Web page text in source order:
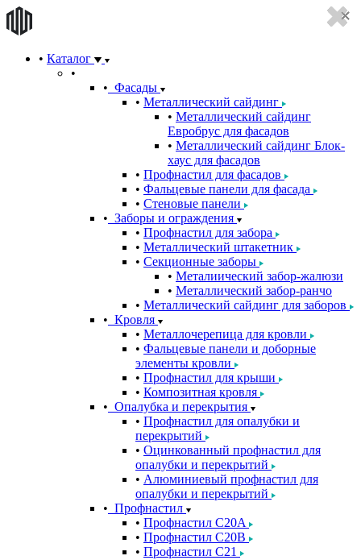
Каталог
Фасады
Металлический сайдинг
Металлический сайдинг
Евробрус для фасадов
Металлический сайдинг Блок-
хаус для фасадов
Профнастил для фасадов
Фальцевые панели для фасада
Стеновые панели
Заборы и ограждения
Профнастил для забора
Металлический штакетник
Секционные заборы
Металиический забор-жалюзи
Металлический забор-ранчо
Металлический сайдинг для заборов
Кровля
Металлочерепица для кровли
Фальцевые панели и доборные
элементы кровли
Профнастил для крыши
Композитная кровля
Опалубка и перекрытия
Профнастил для опалубки и
перекрытий
Оцинкованный профнастил для
опалубки и перекрытий
Алюминиевый профнастил для
опалубки и перекрытий
Профнастил
Профнастил С20A
Профнастил С20B
Профнастил С21